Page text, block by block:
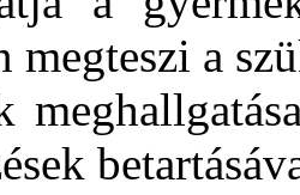
megteszi a